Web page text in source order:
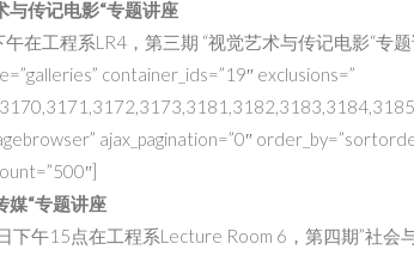
与传记电影“专题讲座
在工程系LR4，第三期 “视觉艺术与传记电影“专题
container_ids=”19″ exclusions=”
ajax_pagination=”0″
媒“专题讲座
下午15点在工程系Lecture Room 6，第四期”社会